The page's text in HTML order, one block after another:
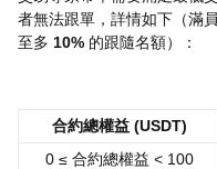
者無法跟單，詳情如下（滿
至多 10% 的跟隨名額）：
合約總權益 (USDT)
0 ≤ 合約總權益 < 100